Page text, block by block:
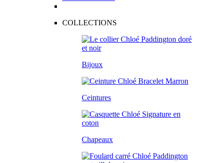
COLLECTIONS
Bijoux
Ceintures
Chapeaux